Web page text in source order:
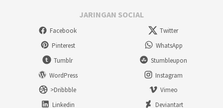
JARINGAN SOCIAL
Facebook
Twitter
Pinterest
WhatsApp
Tumblr
Stumbleupon
WordPress
Instagram
>Dribbble
Vimeo
Linkedin
Deviantart